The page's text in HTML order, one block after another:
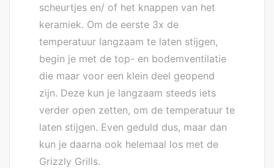
scheurtjes en/ of het knappen van het
keramiek. Om de eerste 3x de
temperatuur langzaam te laten stijgen,
begin je met de top- en bodemventilatie
die maar voor een klein deel geopend
zijn. Deze kun je langzaam steeds iets
verder open zetten, om de temperatuur te
laten stijgen. Even geduld dus, maar dan
kun je daarna ook helemaal los met de
Grizzly Grills.